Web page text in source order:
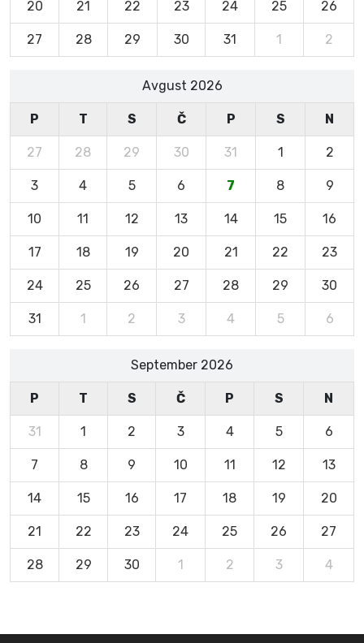
20 21 22 23 24 25 26
27 28 29 30 31 1 2
Avgust 2026
P T S Č P S N
27 28 29 30 31 1 2
3 4 5 6 7 8 9
10 11 12 13 14 15 16
17 18 19 20 21 22 23
24 25 26 27 28 29 30
31 1 2 3 4 5 6
September 2026
P T S Č P S N
31 1 2 3 4 5 6
7 8 9 10 11 12 13
14 15 16 17 18 19 20
21 22 23 24 25 26 27
28 29 30 1 2 3 4